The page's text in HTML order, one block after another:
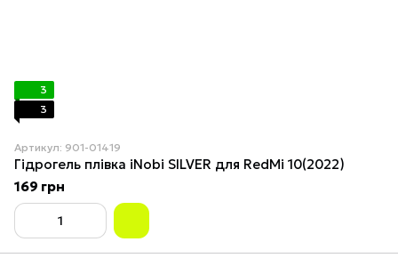
3
3
Артикул: 901-01419
Гідрогель плівка iNobi SILVER для RedMi 10(2022)
169 грн